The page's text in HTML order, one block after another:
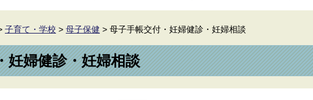
子育て・学校 > 母子保健 > 母子手帳交付・妊婦健診・妊婦相談
妊婦健診・妊婦相談